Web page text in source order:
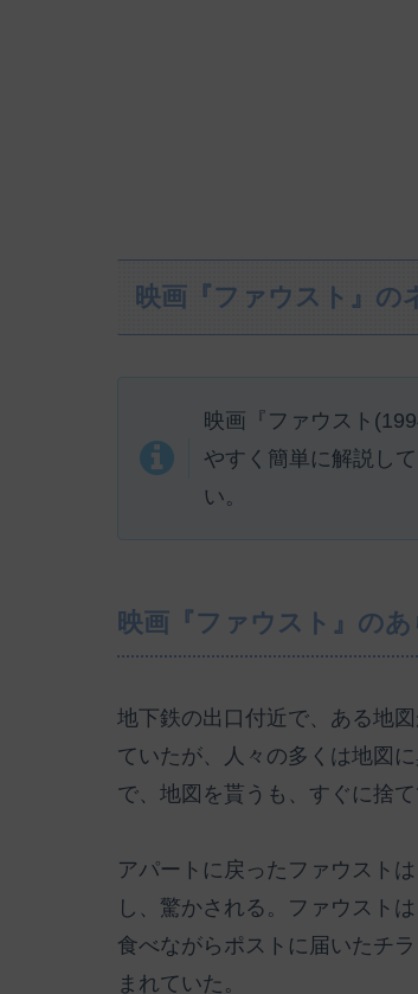
映画『ファウスト』の
映画『ファウスト
やすく簡単に解説し
い。
映画『ファウスト』のあ
地下鉄の出口付近で、ある地
ていたが、人々の多くは地図
で、地図を貰うも、すぐに捨て
アパートに戻ったファウスト
し、驚かされる。ファウスト
食べながらポストに届いたチ
まれていた。